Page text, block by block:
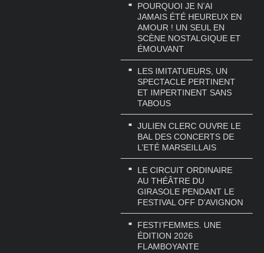
POURQUOI JE N’AI
JAMAIS ÉTÉ HEUREUX EN
AMOUR ! UN SEUL EN
SCÈNE NOSTALGIQUE ET
ÉMOUVANT
LES IMITATUEURS, UN
SPECTACLE PERTINENT
ET IMPERTINENT SANS
TABOUS
JULIEN CLERC OUVRE LE
BAL DES CONCERTS DE
L’ETÉ MARSEILLAIS
LE CIRCUIT ORDINAIRE
AU THÉÂTRE DU
GIRASOLE PENDANT LE
FESTIVAL OFF D’AVIGNON
FESTI’FEMMES. UNE
ÉDITION 2026
FLAMBOYANTE